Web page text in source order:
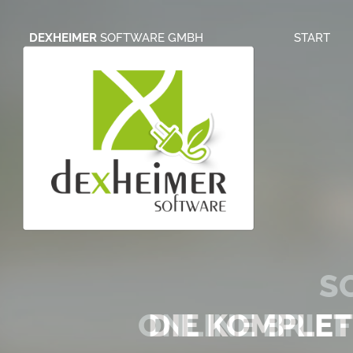
DEXHEIMER SOFTWARE GMBH START
DIE
ONLINE